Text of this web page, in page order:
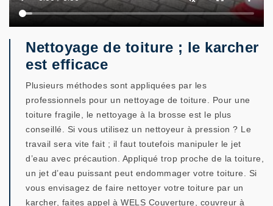
Nettoyage de toiture ; le karcher
est efficace
Plusieurs méthodes sont appliquées par les
professionnels pour un nettoyage de toiture. Pour une
toiture fragile, le nettoyage à la brosse est le plus
conseillé. Si vous utilisez un nettoyeur à pression ? Le
travail sera vite fait ; il faut toutefois manipuler le jet
d’eau avec précaution. Appliqué trop proche de la toiture,
un jet d’eau puissant peut endommager votre toiture. Si
vous envisagez de faire nettoyer votre toiture par un
karcher, faites appel à WELS Couverture, couvreur à